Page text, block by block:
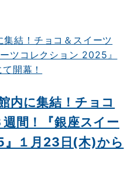
内に集結！チョコ
間！『銀座スイー
１月23日(木)から